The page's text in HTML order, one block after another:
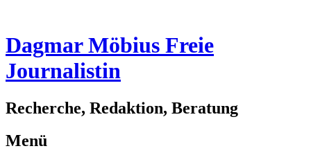
Dagmar Möbius Freie
Journalistin
Recherche, Redaktion, Beratung
Menü